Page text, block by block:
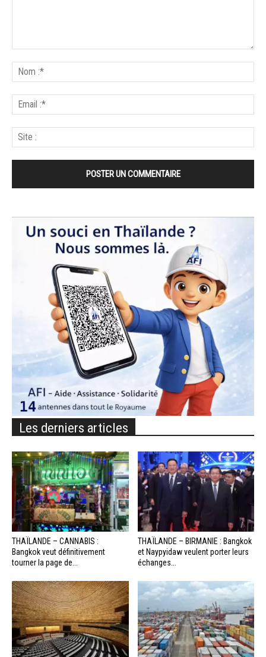
Les derniers articles
THAÏLANDE – CANNABIS :
Bangkok veut définitivement
tourner la page de...
THAÏLANDE – BIRMANIE : Bangkok
et Naypyidaw veulent porter leurs
échanges...